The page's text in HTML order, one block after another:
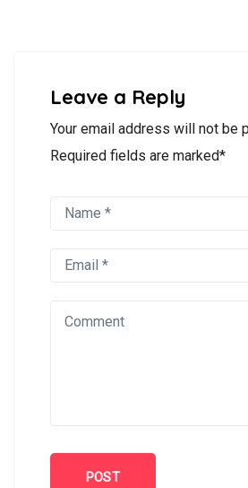
Leave a Reply
Your email address will not be
Required fields are marked*